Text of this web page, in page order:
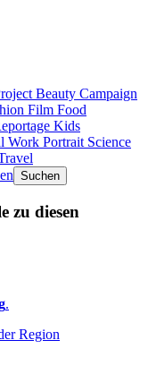
Beauty Campaign
Film Food
Kids
Work Portrait Science
zu diesen
.
Region